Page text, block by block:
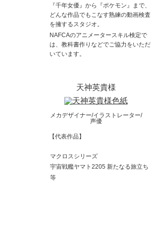
『千年女優』から『ポケモン』まで、
どんな作品でもこなす熟練の動画検査
を擁するスタジオ。
NAFCAのアニメータースキル検定で
は、教科書作りなどでご協力をいただ
いています。
天神英貴様
メカデザイナー/イラストレーター/
声優
【代表作品】
マクロスシリーズ
宇宙戦艦ヤマト2205 新たなる旅立ち
等